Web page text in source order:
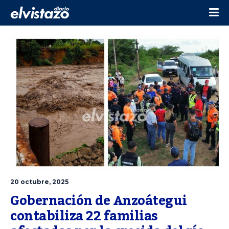
20 octubre, 2025
Gobernación de Anzoátegui
contabiliza 22 familias